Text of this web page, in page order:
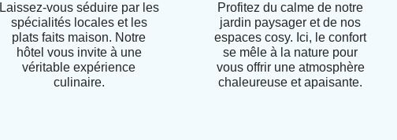
Laissez-vous séduire par les
spécialités locales et les
plats faits maison. Notre
hôtel vous invite à une
véritable expérience
culinaire.
Profitez du calme de notre
jardin paysager et de nos
espaces cosy. Ici, le confort
se mêle à la nature pour
vous offrir une atmosphère
chaleureuse et apaisante.